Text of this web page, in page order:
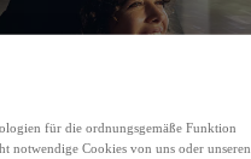
für die ordnungsgemäße Funktion
notwendige Cookies von uns oder unseren